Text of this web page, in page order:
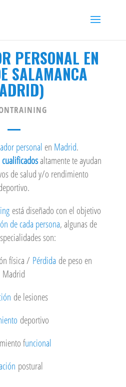
PERSONAL EN
SALAMANCA
personal en Madrid.
cualificadosaltamente te ayudan
de salud y/o rendimiento
está diseñado con el objetivo
de cada persona, algunas de
son:
física / Pérdida de peso en
Madrid
de lesiones
deportivo
funcional
postural